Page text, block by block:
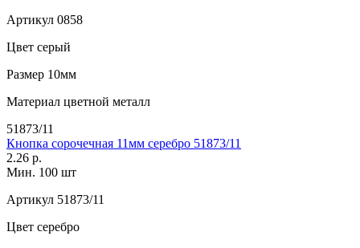
Артикул 0858
Цвет серый
Размер 10мм
Материал цветной металл
51873/11
Кнопка сорочечная 11мм серебро 51873/11
2.26 р.
Мин. 100 шт
Артикул 51873/11
Цвет серебро